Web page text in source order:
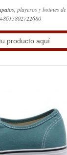
playeros y botines